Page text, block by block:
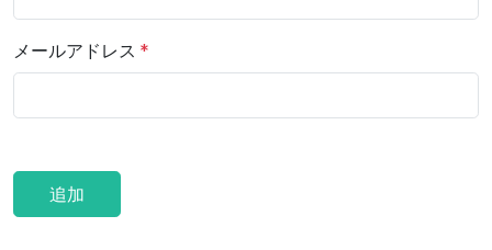
メールアドレス
追加